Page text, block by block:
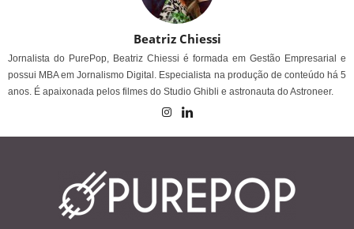
Beatriz Chiessi
Jornalista do PurePop, Beatriz Chiessi é formada em Gestão Empresarial e
possui MBA em Jornalismo Digital. Especialista na produção de conteúdo há 5
anos. É apaixonada pelos filmes do Studio Ghibli e astronauta do Astroneer.